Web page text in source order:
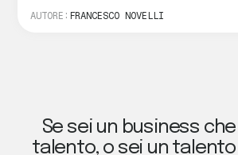
AUTORE: FRANCESCO NOVELLI
Se sei un business
talento, o sei un